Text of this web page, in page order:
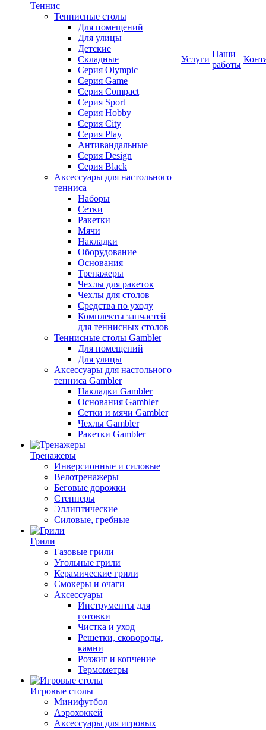
Теннис
Теннисные столы
Для помещений
Для улицы
Детские
Складные
Серия Olympic
Серия Game
Серия Compact
Серия Sport
Серия Hobby
Серия City
Серия Play
Антивандальные
Серия Design
Серия Black
Аксессуары для настольного
тенниса
Наборы
Сетки
Ракетки
Мячи
Накладки
Оборудование
Основания
Тренажеры
Чехлы для ракеток
Чехлы для столов
Средства по уходу
Комплекты запчастей
для теннисных столов
Теннисные столы Gambler
Для помещений
Для улицы
Аксессуары для настольного
тенниса Gambler
Накладки Gambler
Основания Gambler
Сетки и мячи Gambler
Чехлы Gambler
Ракетки Gambler
Тренажеры
Инверсионные и силовые
Велотренажеры
Беговые дорожки
Степперы
Эллиптические
Силовые, гребные
Грили
Газовые грили
Угольные грили
Керамические грили
Смокеры и очаги
Аксессуары
Инструменты для
готовки
Чистка и уход
Решетки, сковороды,
камни
Розжиг и копчение
Термометры
Игровые столы
Минифутбол
Аэрохоккей
Аксессуары для игровых
Услуги
Наши
работы